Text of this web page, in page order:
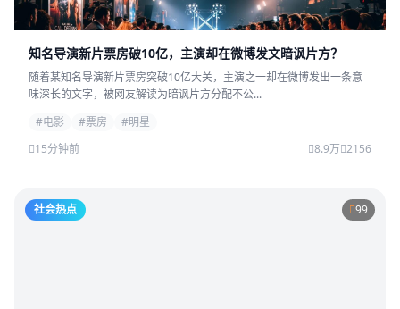
知名导演新片票房破10亿，主演却在微博发文暗讽片方？
随着某知名导演新片票房突破10亿大关，主演之一却在微博发出一条意
味深长的文字，被网友解读为暗讽片方分配不公...
#电影
#票房
#明星
15分钟前
8.9万 2156
社会热点 99